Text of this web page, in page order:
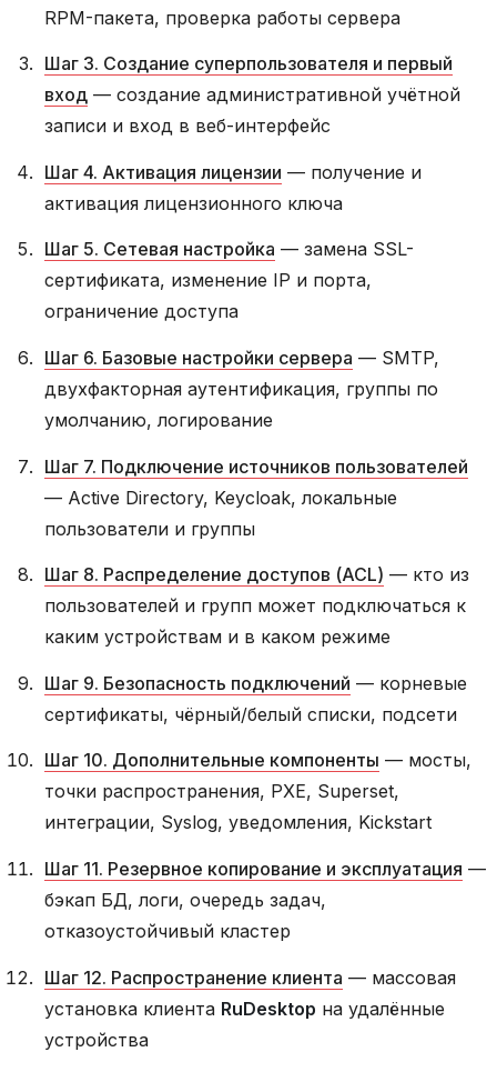
RPM-пакета, проверка работы сервера
Шаг 3. Создание суперпользователя и первый
вход — создание административной учётной
записи и вход в веб-интерфейс
Шаг 4. Активация лицензии — получение и
активация лицензионного ключа
Шаг 5. Сетевая настройка — замена SSL-
сертификата, изменение IP и порта,
ограничение доступа
Шаг 6. Базовые настройки сервера — SMTP,
двухфакторная аутентификация, группы по
умолчанию, логирование
Шаг 7. Подключение источников пользователей
— Active Directory, Keycloak, локальные
пользователи и группы
Шаг 8. Распределение доступов (ACL) — кто из
пользователей и групп может подключаться к
каким устройствам и в каком режиме
Шаг 9. Безопасность подключений — корневые
сертификаты, чёрный/белый списки, подсети
Шаг 10. Дополнительные компоненты — мосты,
точки распространения, PXE, Superset,
интеграции, Syslog, уведомления, Kickstart
Шаг 11. Резервное копирование и эксплуатация —
бэкап БД, логи, очередь задач,
отказоустойчивый кластер
Шаг 12. Распространение клиента — массовая
установка клиента RuDesktop на удалённые
устройства